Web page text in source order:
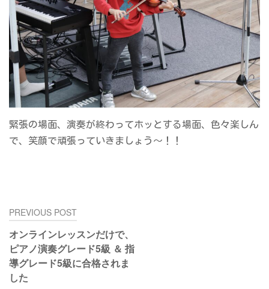
緊張の場面、演奏が終わってホッとする場面、色々楽しん
で、笑顔で頑張っていきましょう～！！
投
稿
ナ
ビ
ゲ
ー
PREVIOUS POST
オンラインレッスンだけで、
ピアノ演奏グレード5級 ＆ 指
導グレード5級に合格されま
した